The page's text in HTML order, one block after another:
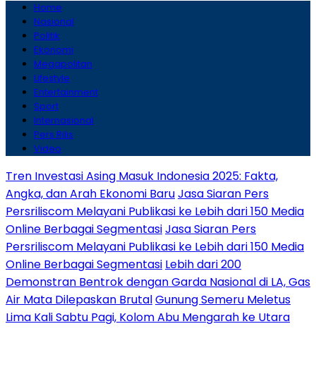
Home
Nasional
Politik
Ekonomi
Megapolitan
Lifestyle
Entertainment
Sport
Internasional
Pers Rilis
Video
Tren Investasi Asing Masuk Indonesia 2025: Fakta,
Angka, dan Arah Ekonomi BaruJasa Siaran Pers
Persriliscom Melayani Publikasi ke Lebih dari 150 Media
Online Berbagai SegmentasiJasa Siaran Pers
Persriliscom Melayani Publikasi ke Lebih dari 150 Media
Online Berbagai Segmentasi Lebih dari 200
Demonstran Bentrok dengan Garda Nasional di LA, Gas
Air Mata Dilepaskan BrutalGunung Semeru Meletus
Lima Kali Sabtu Pagi, Kolom Abu Mengarah ke Utara